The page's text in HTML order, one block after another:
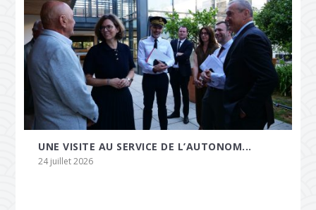
UNE VISITE AU SERVICE DE L’AUTONOM...
24 juillet 2026